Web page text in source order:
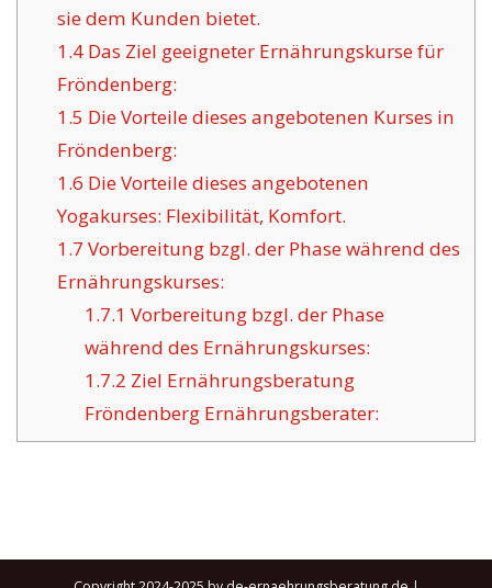
sie dem Kunden bietet.
1.4Das Ziel geeigneter Ernährungskurse für
Fröndenberg:
1.5 Die Vorteile dieses angebotenen Kurses in
Fröndenberg:
1.6 Die Vorteile dieses angebotenen
Yogakurses: Flexibilität, Komfort.
1.7 Vorbereitung bzgl. der Phase während des
Ernährungskurses:
1.7.1 Vorbereitung bzgl. der Phase
während des Ernährungskurses:
1.7.2 Ziel Ernährungsberatung
Fröndenberg Ernährungsberater: